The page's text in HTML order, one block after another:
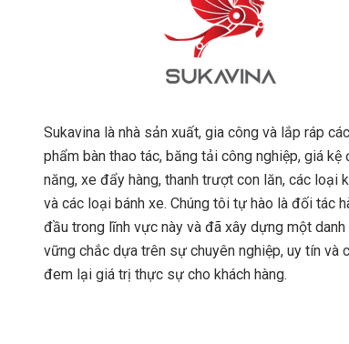
Sukavina là nhà sản xuất, gia công và lắp ráp
phẩm bàn thao tác, băng tải công nghiệp, giá kệ
năng, xe đẩy hàng, thanh trượt con lăn, các loại
và các loại bánh xe. Chúng tôi tự hào là đối tác
đầu trong lĩnh vực này và đã xây dựng một danh
vững chắc dựa trên sự chuyên nghiệp, uy tín và
đem lại giá trị thực sự cho khách hàng.